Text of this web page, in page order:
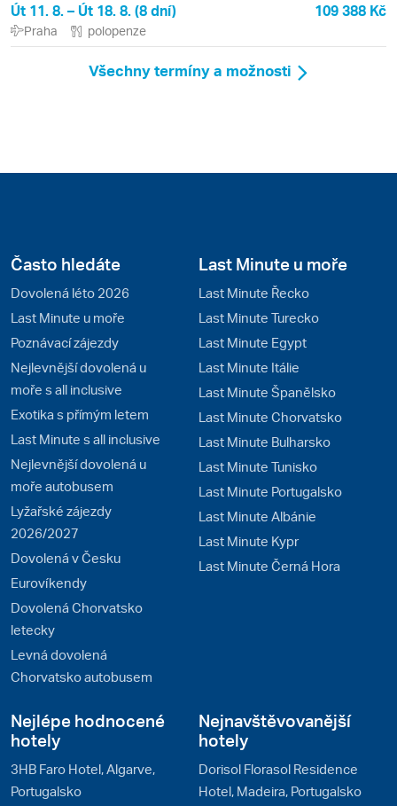
Út 11. 8. – Út 18. 8. (8 dní) 109 388 Kč
Praha polopenze
Všechny termíny a možnosti
Často hledáte
Dovolená léto 2026
Last Minute u moře
Poznávací zájezdy
Nejlevnější dovolená u
moře s all inclusive
Exotika s přímým letem
Last Minute s all inclusive
Nejlevnější dovolená u
moře autobusem
Lyžařské zájezdy
2026/2027
Dovolená v Česku
Eurovíkendy
Dovolená Chorvatsko
letecky
Levná dovolená
Chorvatsko autobusem
Last Minute u moře
Last Minute Řecko
Last Minute Turecko
Last Minute Egypt
Last Minute Itálie
Last Minute Španělsko
Last Minute Chorvatsko
Last Minute Bulharsko
Last Minute Tunisko
Last Minute Portugalsko
Last Minute Albánie
Last Minute Kypr
Last Minute Černá Hora
Nejlépe hodnocené
hotely
3HB Faro Hotel, Algarve,
Portugalsko
Nejnavštěvovanější
hotely
Dorisol Florasol Residence
Hotel, Madeira, Portugalsko